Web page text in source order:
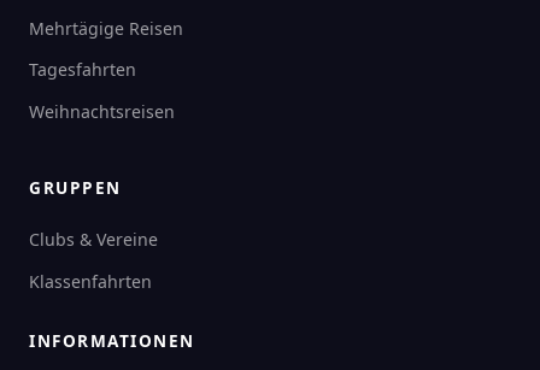
Mehrtägige Reisen
Tagesfahrten
Weihnachtsreisen
GRUPPEN
Clubs & Vereine
Klassenfahrten
INFORMATIONEN